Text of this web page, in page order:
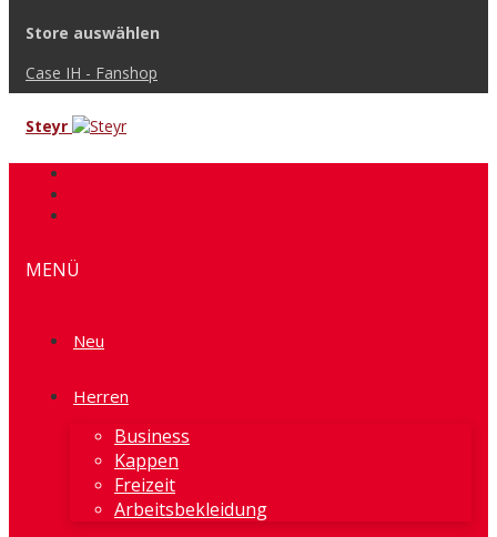
Store auswählen
Case IH - Fanshop
Steyr
MENÜ
Neu
Herren
Business
Kappen
Freizeit
Arbeitsbekleidung